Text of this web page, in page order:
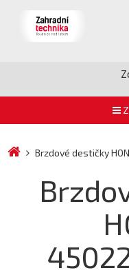
Brzdové destičky